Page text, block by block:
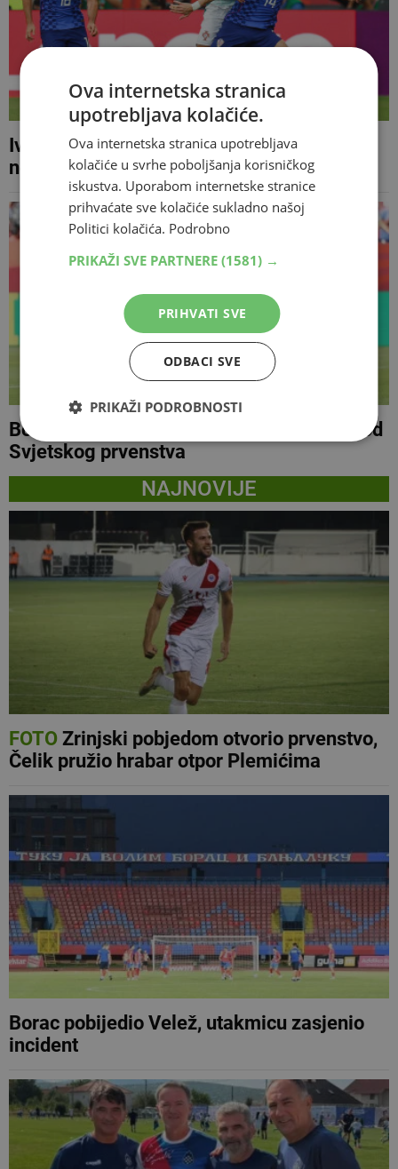
Ivan Perišić: 'Ovaj poraz boli, možda i više
nego onaj iz 2016. godine'
Bolan poraz hrabre Hrvatske za oproštaj od
Svjetskog prvenstva
NAJNOVIJE
FOTOZrinjski pobjedom otvorio prvenstvo,
Čelik pružio hrabar otpor Plemićima
Borac pobijedio Velež, utakmicu zasjenio
incident
Ova internetska stranica
upotrebljava kolačiće.
Ova internetska stranica upotrebljava
kolačiće u svrhe poboljšanja korisničkog
iskustva. Uporabom internetske stranice
prihvaćate sve kolačiće sukladno našoj
Politici kolačića. Podrobno
PRIKAŽI SVE PARTNERE (1581) →
PRIHVATI SVE
ODBACI SVE
PRIKAŽI PODROBNOSTI